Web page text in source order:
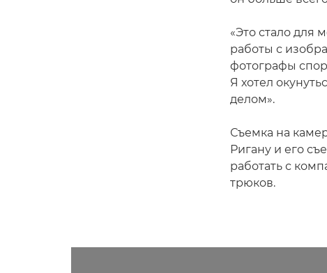
«Это стало для
работы с
фотографы
Я хотел
делом».
Съемка на
Ригану и его
работать с
трюков.